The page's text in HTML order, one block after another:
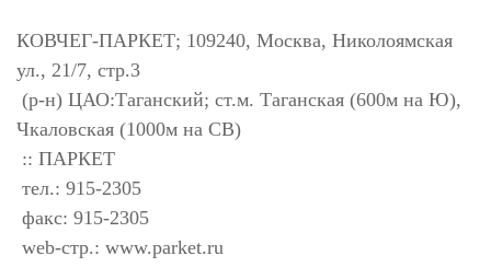
КОВЧЕГ-ПАРКЕТ; 109240, Москва, Николоямская
ул., 21/7, стр.3
(р-н) ЦАО:Таганский; ст.м. Таганская (600м на Ю),
Чкаловская (1000м на СВ)
:: ПАРКЕТ
тел.: 915-2305
факс: 915-2305
web-стр.: www.parket.ru